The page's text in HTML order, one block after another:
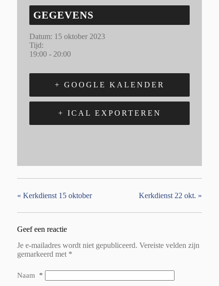
GEGEVENS
Datum: 15 oktober 2023
Tijd:
19:00 - 20:00
+ GOOGLE KALENDER
+ ICAL EXPORTEREN
« Kerkdienst 15 oktober Kerkdienst 22 okt. »
Geef een reactie
Je e-mailadres wordt niet gepubliceerd. Vereiste velden zijn
gemarkeerd met *
Naam *